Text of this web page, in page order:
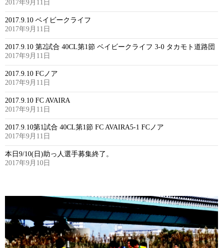
2017年9月11日
2017.9.10 ベイビークライフ
2017年9月11日
2017.9.10 第2試合 40CL第1節 ベイビークライフ 3-0 タカモト道路団
2017年9月11日
2017.9.10 FCノア
2017年9月11日
2017.9.10 FC AVAIRA
2017年9月11日
2017.9.10第1試合 40CL第1節 FC AVAIRA5-1 FCノア
2017年9月11日
本日9/10(日)助っ人選手募集終了。
2017年9月10日